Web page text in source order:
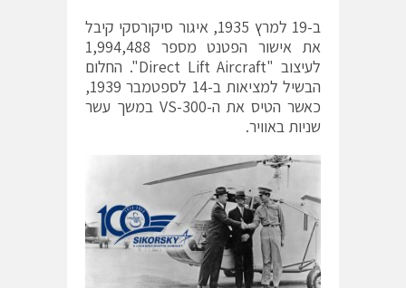
ב-19 למרץ 1935, איגור סיקורסקי קיבל
את אישור הפטנט מספר 1,994,488
לעיצוב "Direct Lift Aircraft". החלום
הבשיל למציאות ב-14 לספטמבר 1939,
כאשר הטיס את ה-VS-300 במשך עשר
שניות באוויר.